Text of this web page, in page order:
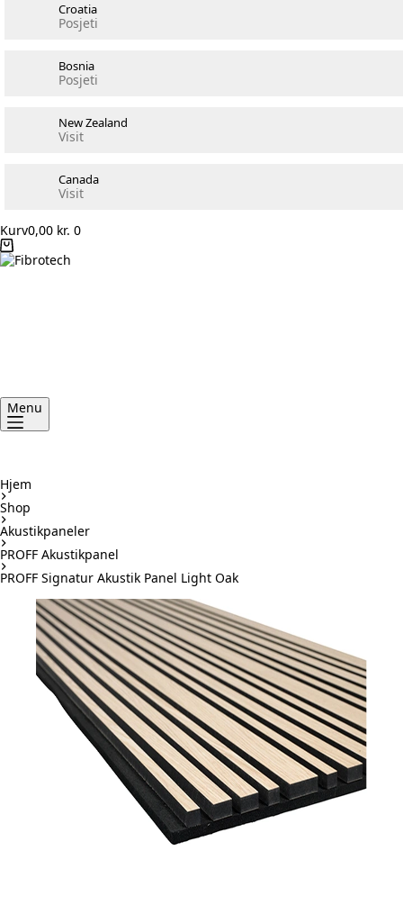
Croatia
Posjeti
Bosnia
Posjeti
New Zealand
Visit
Canada
Visit
Kurv0,00 kr. 0
Menu
Hjem
Shop
Akustikpaneler
PROFF Akustikpanel
PROFF Signatur Akustik Panel Light Oak